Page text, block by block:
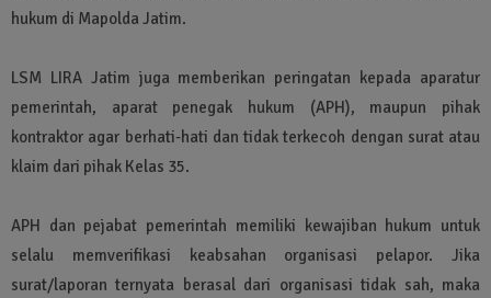
hukum di Mapolda Jatim.
LSM LIRA Jatim juga memberikan peringatan kepada aparatur
pemerintah, aparat penegak hukum (APH), maupun pihak
kontraktor agar berhati-hati dan tidak terkecoh dengan surat atau
klaim dari pihak Kelas 35.
APH dan pejabat pemerintah memiliki kewajiban hukum untuk
selalu memverifikasi keabsahan organisasi pelapor. Jika
surat/laporan ternyata berasal dari organisasi tidak sah, maka